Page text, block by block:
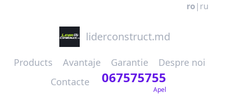
ro | ru
liderconstruct.md
Products Avantaje Garantie
Despre noi
Contacte
067575755
Apel